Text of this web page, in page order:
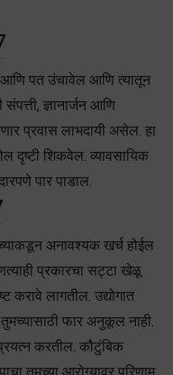
आणि पत उंचावेल आणि त्यातून
ज्ञानार्जन आणि
प्रवास लाभदायी असेल. हा
दृष्टी शिकवेल. व्यावसायिक
पार पाडाल.
अनावश्यक खर्च होईल
प्रकारचा सट्टा खेळू
लागतील. उद्योगात
फार अनुकूल नाही.
करतील. कौटुंबिक